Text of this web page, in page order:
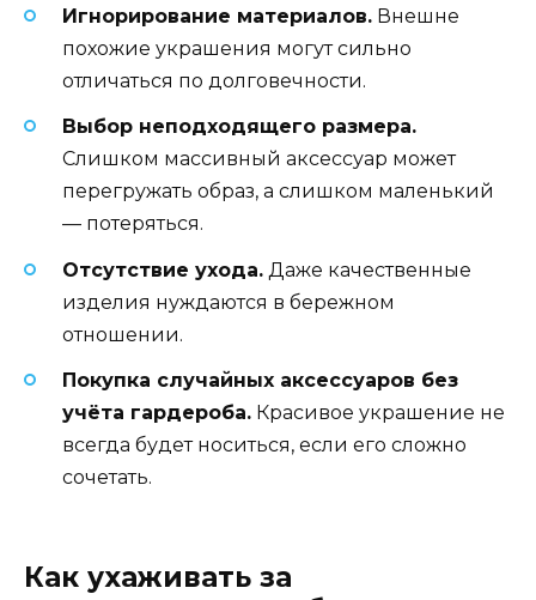
Игнорирование материалов. Внешне
похожие украшения могут сильно
отличаться по долговечности.
Выбор неподходящего размера.
Слишком массивный аксессуар может
перегружать образ, а слишком маленький
— потеряться.
Отсутствие ухода. Даже качественные
изделия нуждаются в бережном
отношении.
Покупка случайных аксессуаров без
учёта гардероба. Красивое украшение не
всегда будет носиться, если его сложно
сочетать.
Как ухаживать за